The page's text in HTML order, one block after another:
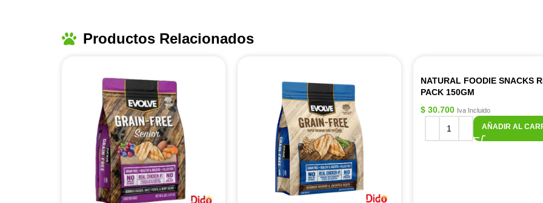
Productos Relacionados
NATURAL FOODIE SNACKS
PACK 150GM
$ 30.700 Iva Incluido
AÑADIR AL